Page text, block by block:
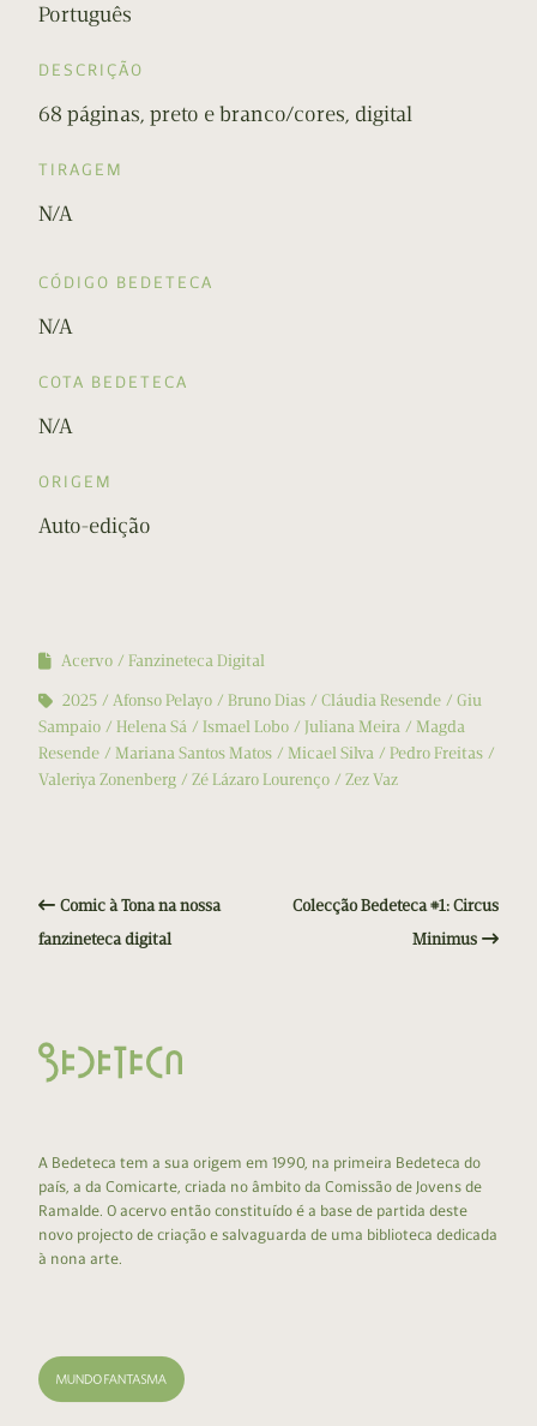
Português
DESCRIÇÃO
68 páginas, preto e branco/cores, digital
TIRAGEM
N/A
CÓDIGO BEDETECA
N/A
COTA BEDETECA
N/A
ORIGEM
Auto-edição
Acervo
Fanzineteca Digital
2025
Afonso Pelayo Bruno Dias Cláudia Resende
Giu
Sampaio
Helena Sá Ismael Lobo Juliana Meira
Magda
Resende
Mariana Santos Matos Micael Silva
Pedro Freitas
Valeriya Zonenberg
Zé Lázaro Lourenço Zez Vaz
Comic à Tona na nossa
fanzineteca digital
Colecção Bedeteca #1: Circus
Minimus
A Bedeteca tem a sua origem em 1990, na primeira Bedeteca do
país, a da Comicarte, criada no âmbito da Comissão de Jovens de
Ramalde. O acervo então constituído é a base de partida deste
novo projecto de criação e salvaguarda de uma biblioteca dedicada
à nona arte.